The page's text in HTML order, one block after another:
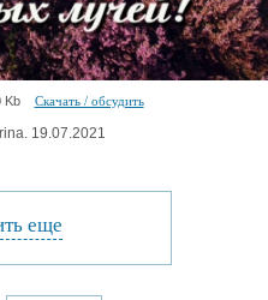
Kb Скачать / обсудить
19.07.2021
еще